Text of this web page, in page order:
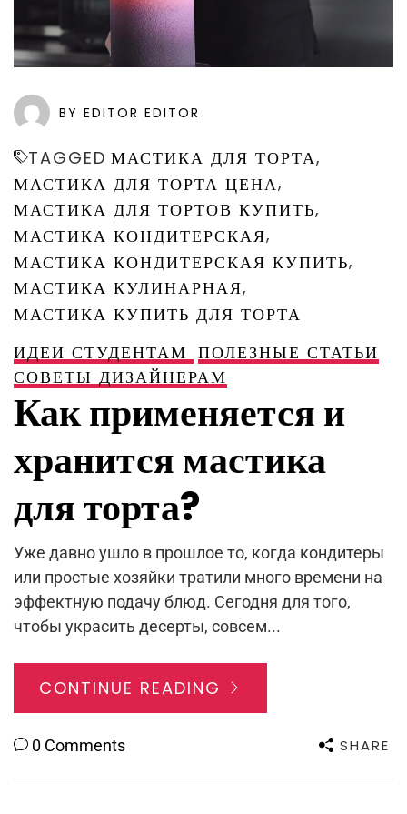
BY EDITOR EDITOR
TAGGED МАСТИКА ДЛЯ ТОРТА,
МАСТИКА ДЛЯ ТОРТА ЦЕНА,
МАСТИКА ДЛЯ ТОРТОВ КУПИТЬ,
МАСТИКА КОНДИТЕРСКАЯ,
МАСТИКА КОНДИТЕРСКАЯ КУПИТЬ,
МАСТИКА КУЛИНАРНАЯ,
МАСТИКА КУПИТЬ ДЛЯ ТОРТА
ИДЕИ СТУДЕНТАМ ПОЛЕЗНЫЕ СТАТЬИ
СОВЕТЫ ДИЗАЙНЕРАМ
Как применяется и
хранится мастика
для торта?
Уже давно ушло в прошлое то, когда кондитеры
или простые хозяйки тратили много времени на
эффектную подачу блюд. Сегодня для того,
чтобы украсить десерты, совсем...
CONTINUE READING
0 Comments SHARE